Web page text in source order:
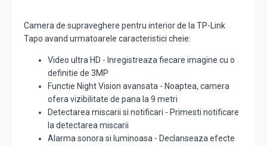
Camera de supraveghere pentru interior de la TP-Link
Tapo avand urmatoarele caracteristici cheie:
Video ultra HD - Inregistreaza fiecare imagine cu o
definitie de 3MP
Functie Night Vision avansata - Noaptea, camera
ofera vizibilitate de pana la 9 metri
Detectarea miscarii si notificari - Primesti notificare
la detectarea miscarii
Alarma sonora si luminoasa - Declanseaza efecte